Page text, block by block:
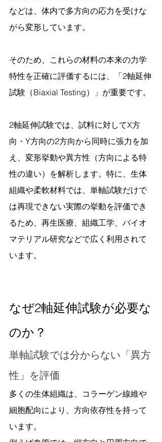
などは、体内で多方向の応力を受けな
がら変形しています。
そのため、これらの材料の本来の力学
特性を正確に評価するには、「2軸延伸
試験（Biaxial Testing）」が重要です。
2軸延伸試験では、試料に対してX方
向・Y方向の2方向から同時に張力を加
え、変形挙動や異方性（方向による特
性の違い）を解析します。特に、生体
組織や柔軟材料では、単軸試験だけで
は再現できない実際の挙動を評価でき
るため、再生医療、組織工学、バイオ
マテリアル研究などで広く利用されて
います。
なぜ2軸延伸試験が必要な
のか？
単軸試験では分からない「異方
性」を評価
多くの生体組織は、コラーゲン線維や
細胞配向により、方向依存性を持って
います。